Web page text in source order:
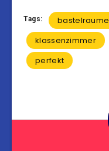
Tags: bastelraume
klassenzimmer
perfekt